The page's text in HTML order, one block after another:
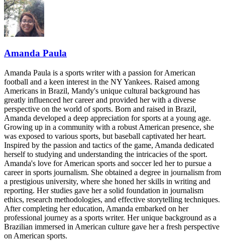
Amanda Paula
Amanda Paula is a sports writer with a passion for American
football and a keen interest in the NY Yankees. Raised among
Americans in Brazil, Mandy's unique cultural background has
greatly influenced her career and provided her with a diverse
perspective on the world of sports. Born and raised in Brazil,
Amanda developed a deep appreciation for sports at a young age.
Growing up in a community with a robust American presence, she
was exposed to various sports, but baseball captivated her heart.
Inspired by the passion and tactics of the game, Amanda dedicated
herself to studying and understanding the intricacies of the sport.
Amanda's love for American sports and soccer led her to pursue a
career in sports journalism. She obtained a degree in journalism from
a prestigious university, where she honed her skills in writing and
reporting. Her studies gave her a solid foundation in journalism
ethics, research methodologies, and effective storytelling techniques.
After completing her education, Amanda embarked on her
professional journey as a sports writer. Her unique background as a
Brazilian immersed in American culture gave her a fresh perspective
on American sports.